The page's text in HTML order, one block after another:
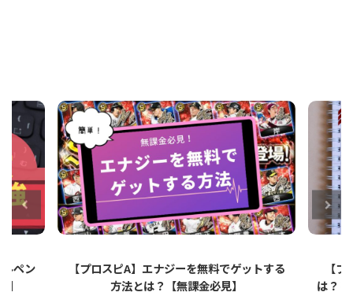
する
【プロスピA】ペーパーライクフィルムと
は？リアタイでのメリット・デメリットを解
【